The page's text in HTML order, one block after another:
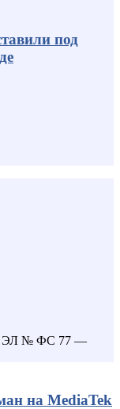
под
ЭЛ № ФС 77 —
на MediaTek